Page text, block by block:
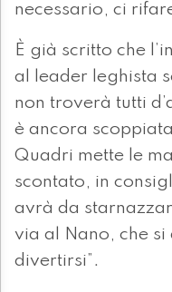
necessario, ci
È già scritto che
al leader leghista
non troverà tutti
è ancora
Quadri mette le
scontato, in
avrà da
via al Nano, che
divertirsi”.